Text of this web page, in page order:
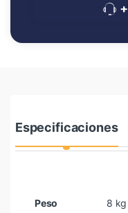
Especificaciones
Peso 8 kg